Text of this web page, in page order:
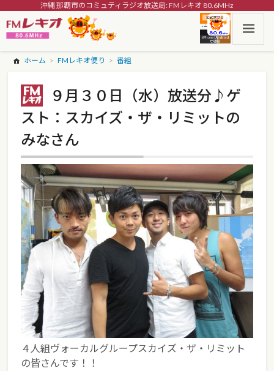
沖縄 那覇市のコミュティラジオ放送局: FMレキオ 80.6MHz
ホーム FMレキオ便り 番組
９月３０日（水）放送分♪ゲ
スト：スカイズ・ザ・リミットの
みなさん
４人組ヴォーカルグループスカイズ・ザ・リミット
の皆さんです！！